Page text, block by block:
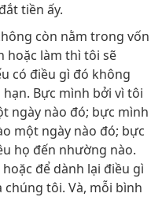
tiền ấy.
còn nằm trong vốn
hoặc làm thì tôi sẽ
có điều gì đó không
Bực mình bởi vì tôi
ngày nào đó; bực mình
một ngày nào đó; bực
họ đến nhường nào.
để dành lại điều gì
tôi. Và, mỗi bình